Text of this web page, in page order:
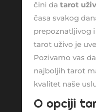
čini da tarot
časa svakog
prepoznatljivog
tarot uživo je
Pozivamo vas
najboljih tarot
kvalitet naše
O opciji